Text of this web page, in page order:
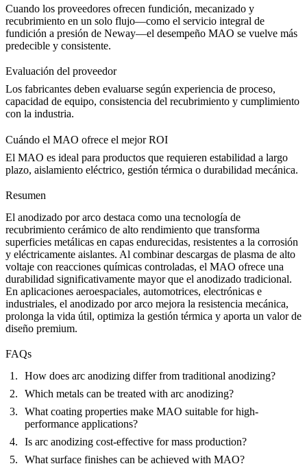
Cuando los proveedores ofrecen fundición, mecanizado y
recubrimiento en un solo flujo—como el servicio integral de
fundición a presión de Neway—el desempeño MAO se vuelve más
predecible y consistente.
Evaluación del proveedor
Los fabricantes deben evaluarse según experiencia de proceso,
capacidad de equipo, consistencia del recubrimiento y cumplimiento
con la industria.
Cuándo el MAO ofrece el mejor ROI
El MAO es ideal para productos que requieren estabilidad a largo
plazo, aislamiento eléctrico, gestión térmica o durabilidad mecánica.
Resumen
El anodizado por arco destaca como una tecnología de
recubrimiento cerámico de alto rendimiento que transforma
superficies metálicas en capas endurecidas, resistentes a la corrosión
y eléctricamente aislantes. Al combinar descargas de plasma de alto
voltaje con reacciones químicas controladas, el MAO ofrece una
durabilidad significativamente mayor que el anodizado tradicional.
En aplicaciones aeroespaciales, automotrices, electrónicas e
industriales, el anodizado por arco mejora la resistencia mecánica,
prolonga la vida útil, optimiza la gestión térmica y aporta un valor de
diseño premium.
FAQs
How does arc anodizing differ from traditional anodizing?
Which metals can be treated with arc anodizing?
What coating properties make MAO suitable for high-
performance applications?
Is arc anodizing cost-effective for mass production?
What surface finishes can be achieved with MAO?